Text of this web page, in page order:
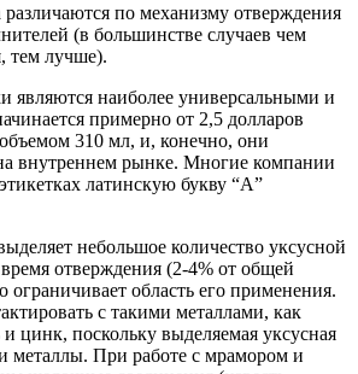
по механизму отверждения
(в большинстве случаев чем
тем лучше).
являются наиболее универсальными и
примерно от 2,5 долларов
310 мл, и, конечно, они
внутреннем рынке. Многие компании
латинскую букву “А”
небольшое количество уксусной
отверждения (2-4% от общей
ограничивает область его применения.
с такими металлами, как
цинк, поскольку выделяемая уксусная
металлы. При работе с мрамором и